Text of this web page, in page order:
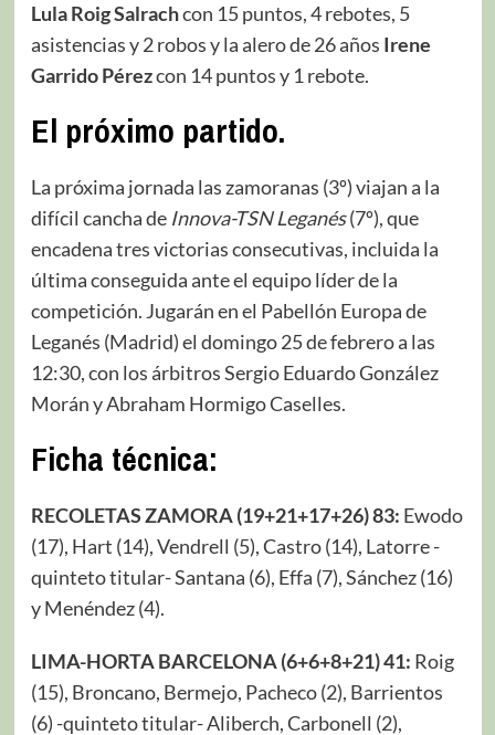
Lula Roig Salrachcon 15 puntos, 4 rebotes, 5
asistencias y 2 robos y la alero de 26 años Irene
Garrido Pérezcon 14 puntos y 1 rebote.
El próximo partido.
La próxima jornada las zamoranas (3º) viajan a la
difícil cancha de Innova-TSN Leganés(7º), que
encadena tres victorias consecutivas, incluida la
última conseguida ante el equipo líder de la
competición. Jugarán en el Pabellón Europa de
Leganés (Madrid) el domingo 25 de febrero a las
12:30, con los árbitros Sergio Eduardo González
Morán y Abraham Hormigo Caselles.
Ficha técnica:
RECOLETAS ZAMORA (19+21+17+26) 83: Ewodo
(17), Hart (14), Vendrell (5), Castro (14), Latorre -
quinteto titular- Santana (6), Effa (7), Sánchez (16)
y Menéndez (4).
LIMA-HORTA BARCELONA (6+6+8+21) 41: Roig
(15), Broncano, Bermejo, Pacheco (2), Barrientos
(6) -quinteto titular- Aliberch, Carbonell (2),